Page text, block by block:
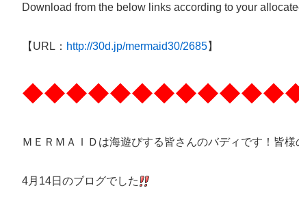
Download from the below links according to your
【URL： http://30d.jp/mermaid30/2685】
ＭＥＲＭＡＩＤは海遊びする皆さんのバディです！皆
4月14日のブログでした